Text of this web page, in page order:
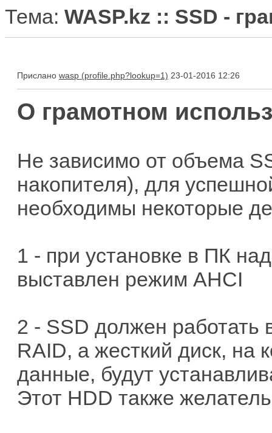
Тема: WASP.kz :: SSD -
Прислано wasp 23-01-2016 12:26
О грамотном
Не зависимо от объема
накопителя), для
необходимы некоторые
1 - при установке в ПК
выставлен режим AHCI
2 - SSD должен работать
RAID, а жесткий диск, на
данные, будут
Этот HDD также